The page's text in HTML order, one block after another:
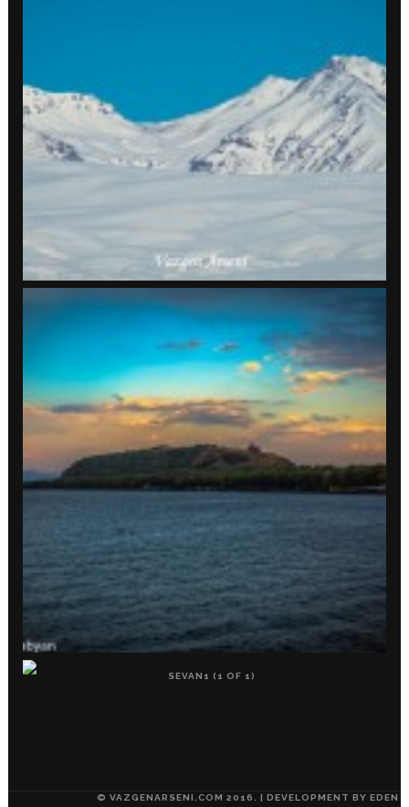
© VAZGENARSENI.COM 2016. | DEVELOPMENT BY EDEN